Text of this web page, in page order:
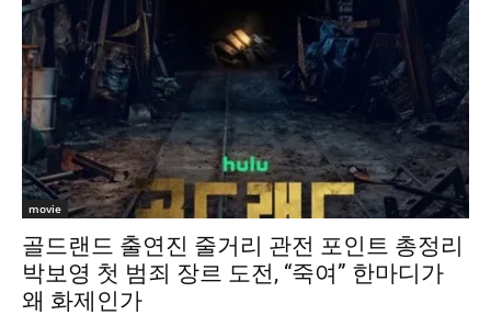
movie
골드랜드 출연진 줄거리 관전 포인트 총정리
박보영 첫 범죄 장르 도전, “죽여” 한마디가
왜 화제인가